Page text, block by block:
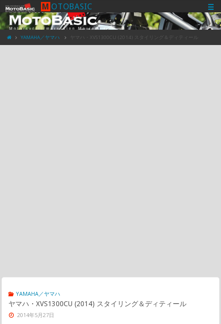
M OTOBASIC
YAMAHA／ヤマハ ヤマハ・XVS1300CU (2014) スタイリング＆ディティール
YAMAHA／ヤマハ
ヤマハ・XVS1300CU (2014) スタイリング＆ディティール
2014年5月27日